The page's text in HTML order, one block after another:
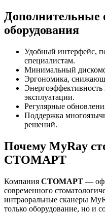
Дополнительные
оборудования
Удобный интерфейс,
специалистам.
Минимальный
Эргономика,
эксплуатации.
Регулярные
Поддержка
решений.
Почему MyRay
СТОМАРТ
Компания СТОМАРТ —
современного
интраоральные сканеры
только оборудование, но и